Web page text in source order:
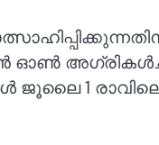
ഓൺ
ജൂലൈ 1